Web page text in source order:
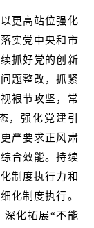
更高站位强化
实党中央和市
抓好党的创新
题整改，抓紧
裉节攻坚，常
，强化党建引
严要求正风肃
合效能。持续
制度执行力和
化制度执行。
深化拓展“不能